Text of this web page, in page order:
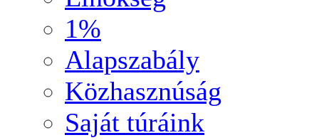
1%
Alapszabály
Közhasznúság
Saját túráink